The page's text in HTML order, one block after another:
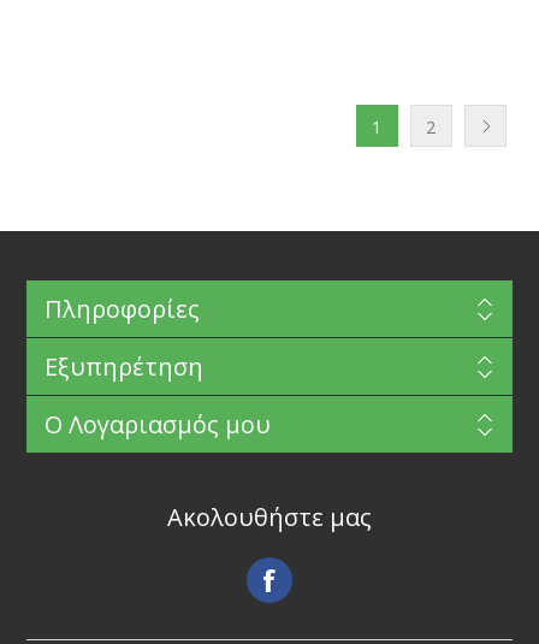
1 2
Πληροφορίες
Εξυπηρέτηση
Ο Λογαριασμός μου
Ακολουθήστε μας